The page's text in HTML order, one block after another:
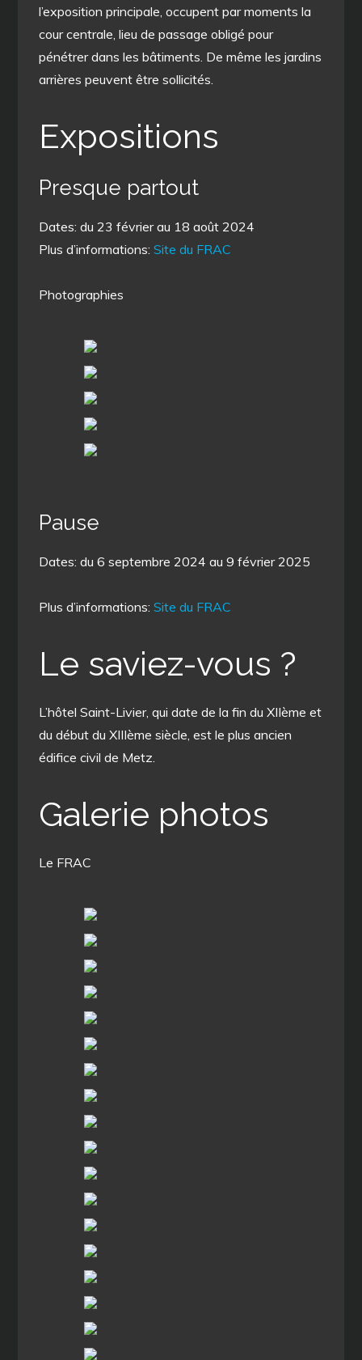
l’exposition principale, occupent par moments la
cour centrale, lieu de passage obligé pour
pénétrer dans les bâtiments. De même les jardins
arrières peuvent être sollicités.
Expositions
Presque partout
Dates: du 23 février au 18 août 2024
Plus d’informations:Site du FRAC
Photographies
Pause
Dates: du 6 septembre 2024 au 9 février 2025
Plus d’informations:Site du FRAC
Le saviez-vous ?
L’hôtel Saint-Livier, qui date de la fin du XIIème et
du début du XIIIème siècle, est le plus ancien
édifice civil de Metz.
Galerie photos
Le FRAC